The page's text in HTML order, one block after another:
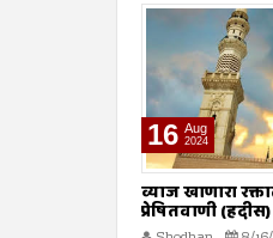
16 Aug
2024
सूरह बनीइस्राईल
Shodhan 8/16/